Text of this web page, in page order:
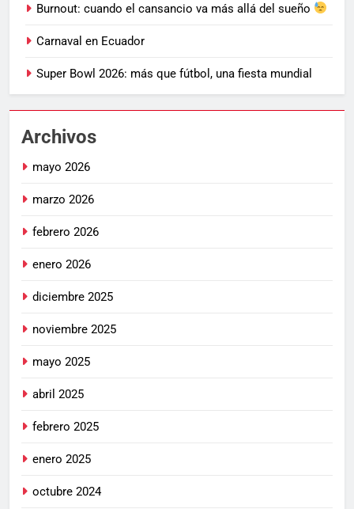
Burnout: cuando el cansancio va más allá del sueño
Carnaval en Ecuador
Super Bowl 2026: más que fútbol, una fiesta mundial
Archivos
mayo 2026
marzo 2026
febrero 2026
enero 2026
diciembre 2025
noviembre 2025
mayo 2025
abril 2025
febrero 2025
enero 2025
octubre 2024